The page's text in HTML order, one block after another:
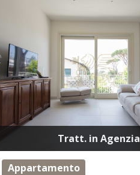
Tratt. in Agenzia
Appartamento